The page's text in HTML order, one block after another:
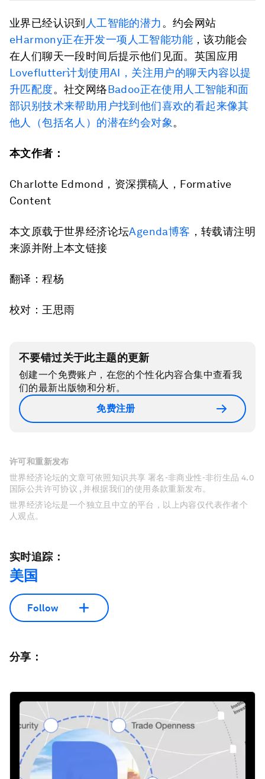
业界已经认识到 人工智能的潜力 。约会网站
eHarmony正在开发一项人工智能功能 ，该功能会
在人们聊天一段时间后提示他们见面。英国应用
Loveflutter计划使用AI，关注用户的聊天内容以提
升匹配度。社交网络Badoo正在使用人工智能和面
部识别技术来帮助用户找到他们喜欢的看起来像其
他人（包括名人）的潜在约会对象 。
本文作者：
Charlotte Edmond，资深撰稿人，Formative
Content
本文原载于世界经济论坛Agenda博客 ，转载请注明
来源并附上本文链接
翻译：程杨
校对：王思雨
不要错过关于此主题的更新
创建一个免费账户，在您的个性化内容合集中查看我
们的最新出版物和分析。
免费注册
许可和重新发布
世界经济论坛的文章可依照知识共享 署名-非商业性-非衍生品 4.0
国际公共许可协议 , 并根据我们的使用条款重新发布。
世界经济论坛是一个独立且中立的平台，以上内容仅代表作者个
人观点。
实时追踪：
美国
Follow
分享：